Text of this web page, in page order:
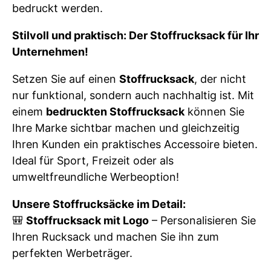
bedruckt werden.
Stilvoll und praktisch: Der Stoffrucksack für Ihr
Unternehmen!
Setzen Sie auf einen Stoffrucksack, der nicht
nur funktional, sondern auch nachhaltig ist. Mit
einem bedruckten Stoffrucksack können Sie
Ihre Marke sichtbar machen und gleichzeitig
Ihren Kunden ein praktisches Accessoire bieten.
Ideal für Sport, Freizeit oder als
umweltfreundliche Werbeoption!
Unsere Stoffrucksäcke im Detail:
🎒 Stoffrucksack mit Logo – Personalisieren Sie
Ihren Rucksack und machen Sie ihn zum
perfekten Werbeträger.